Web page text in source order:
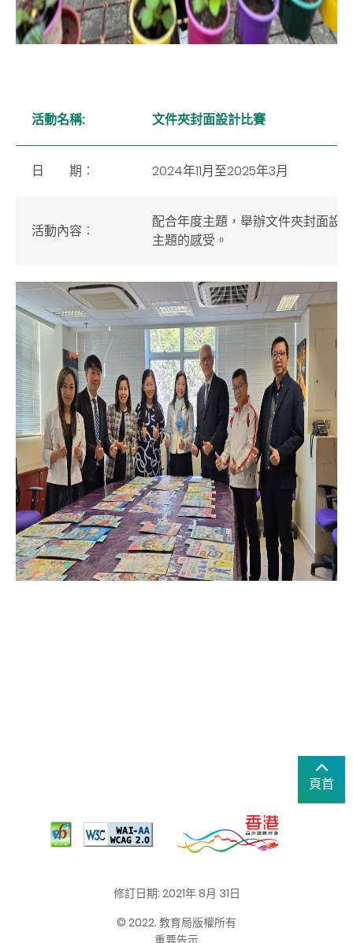
活動名稱: 文件夾封面設計比賽
日 期︰ 2024年11月至2025年3月
活動內容 ︰
配合年度主題，舉辦文件夾封面設
主題的感受。
頁首
修訂日期: 2021年 8月 31日
© 2022. 教育局版權所有